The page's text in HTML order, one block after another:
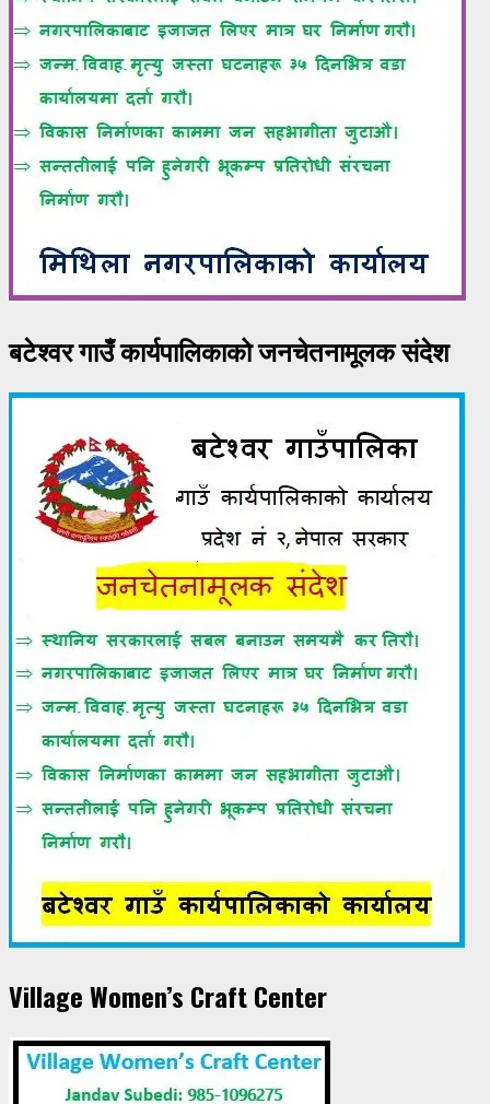
बटेश्वर गाउँ कार्यपालिकाको जनचेतनामूलक संदेश
Village Women’s Craft Center